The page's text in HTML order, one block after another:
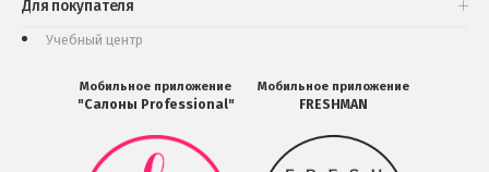
Для покупателя
Учебный центр
Мобильное приложение
"Салоны Professional"
Мобильное
приложение
Мобильное приложение
FRESHMAN
Мобильное
приложение